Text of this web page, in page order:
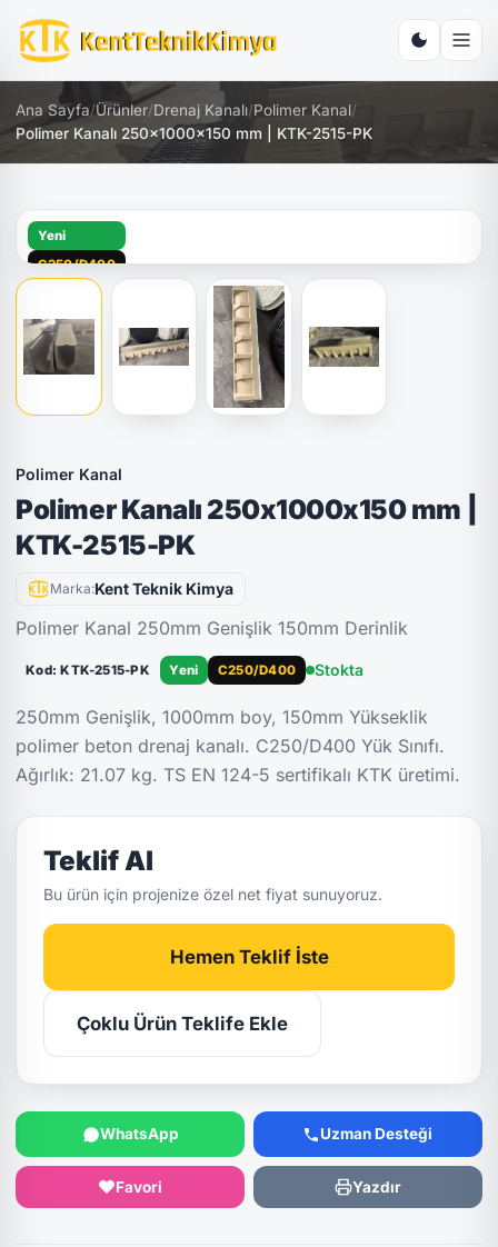
Ana Sayfa/Ürünler/Drenaj Kanalı/Polimer Kanal/
Polimer Kanalı 250x1000x150 mm | KTK-2515-PK
Yeni
C250/D400
Polimer Kanal
Polimer Kanalı 250x1000x150 mm |
KTK-2515-PK
Marka:Kent Teknik Kimya
Polimer Kanal 250mm Genişlik 150mm Derinlik
Kod: KTK-2515-PK Yeni C250/D400 Stokta
250mm Genişlik, 1000mm boy, 150mm Yükseklik
polimer beton drenaj kanalı. C250/D400 Yük Sınıfı.
Ağırlık: 21.07 kg. TS EN 124-5 sertifikalı KTK üretimi.
Teklif Al
Bu ürün için projenize özel net fiyat sunuyoruz.
Hemen Teklif İste
Çoklu Ürün Teklife Ekle
WhatsApp Uzman Desteği
Favori Yazdır